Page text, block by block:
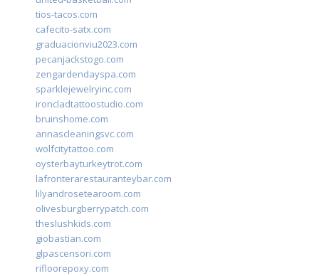
tios-tacos.com
cafecito-satx.com
graduacionviu2023.com
pecanjackstogo.com
zengardendayspa.com
sparklejewelryinc.com
ironcladtattoostudio.com
bruinshome.com
annascleaningsvc.com
wolfcitytattoo.com
oysterbayturkeytrot.com
lafronterarestauranteybar.com
lilyandrosetearoom.com
olivesburgberrypatch.com
theslushkids.com
giobastian.com
glpascensori.com
rifloorepoxy.com